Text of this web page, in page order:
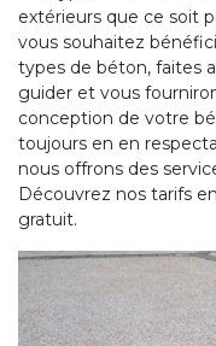
extérieurs que ce soit
vous souhaitez
types de béton, faites
guider et vous
conception de votre
toujours en en
nous offrons des
Découvrez nos tarifs
gratuit.